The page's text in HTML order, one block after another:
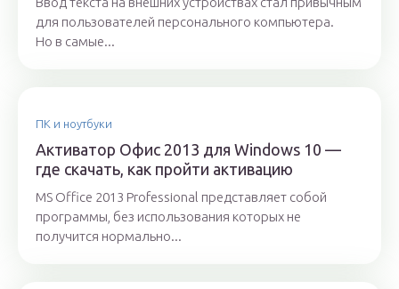
для пользователей персонального компьютера.
Но в самые...
ПК и ноутбуки
Активатор Офис 2013 для Windows 10 —
где скачать, как пройти активацию
MS Office 2013 Professional представляет собой
программы, без использования которых не
получится нормально...